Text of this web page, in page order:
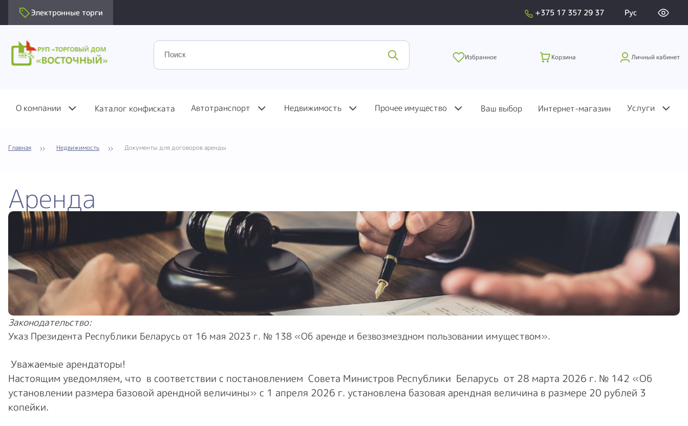
Электронные торги +375 17 357 29 37 Рус
Избранное Корзина Личный кабинет
О компании Каталог конфиската Автотранспорт Недвижимость Прочее имущество Ваш выбор Интернет-магазин Услуги
Главная Недвижимость Документы для договоров аренды
Аренда
Законодательство:
Указ Президента Республики Беларусь от 16 мая 2023 г. № 138 «Об аренде и безвозмездном пользовании имуществом».
Уважаемые арендаторы!
Настоящим уведомляем, что в соответствии с постановлением Совета Министров Республики Беларусь от 28 марта 2026 г. № 142 «Об
установлении размера базовой арендной величины» с 1 апреля 2026 г. установлена базовая арендная величина в размере 20 рублей 3
копейки.